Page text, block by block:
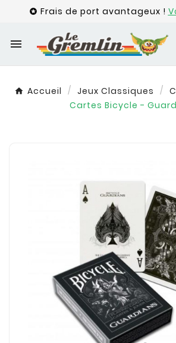
 Frais de port avantageux !

Accueil Jeux Classiques
Cartes Bicycle -